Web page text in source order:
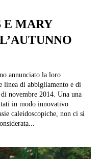
E MARY
annunciato la loro
linea di abbigliamento e di
novembre 2014. Una una
in modo innovativo
caleidoscopiche, non ci si